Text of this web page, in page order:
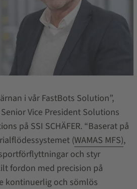
i vår FastBots Solution”,
Vice President Solutions
på SSI SCHÄFER. “Baserat på
(WAMAS MFS),
och styr
fordon med precision på
kontinuerlig och sömlös